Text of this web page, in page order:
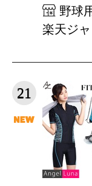
野球
楽天ジ
21